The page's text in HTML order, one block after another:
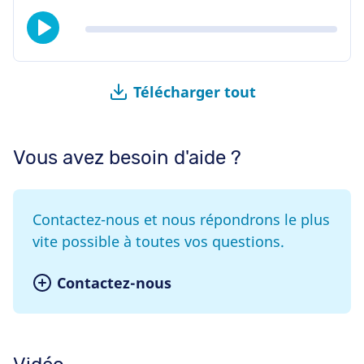
Télécharger tout
Vous avez besoin d'aide ?
Contactez-nous et nous répondrons le plus
vite possible à toutes vos questions.
Contactez-nous